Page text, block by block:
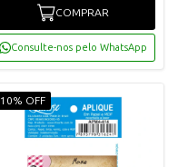
COMPRAR
Consulte-nos pelo WhatsApp
10% OFF